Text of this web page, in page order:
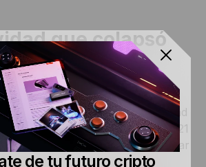
que colapsó
Beautiful se vendió por la
dólares y alcanzó tal popularidad
web de Christie’s en junio de 2021
compradores deseosos de pujar
del artista.
de tu futuro cripto